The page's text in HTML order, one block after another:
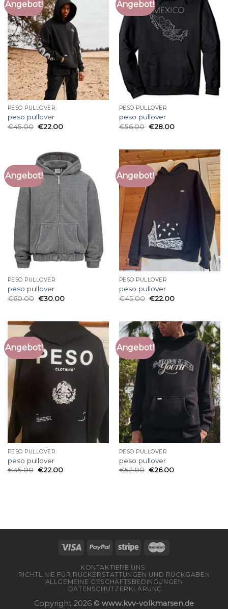
Angebot!
PESO PULLOVER
peso pullover
€45.00 €22.00
Angebot!
PESO PULLOVER
peso pullover
€56.00 €28.00
Angebot!
PESO PULLOVER
peso pullover
€60.00 €30.00
Angebot!
PESO PULLOVER
peso pullover
€45.00 €22.00
Angebot!
PESO PULLOVER
peso pullover
€45.00 €22.00
Angebot!
PESO PULLOVER
peso pullover
€52.00 €26.00
KONTAKTIERE UNS
RICHTLINIE FÜR RÜCKERSTATTUNGEN UND RÜCKGABEN
ALLGEMEINE GESCHÄFTSBEDINGUNGEN
DATENSCHUTZERKLÄRUNG
Copyright 2026 © www.kvv-volkmarsen.de